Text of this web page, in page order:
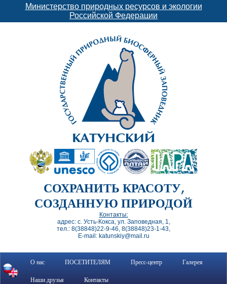
Министерство природных ресурсов и экологии
Российской Федерации
СОХРАНИТЬ КРАСОТУ,
СОЗДАННУЮ ПРИРОДОЙ
Контакты:
адрес: с. Усть-Кокса, ул. Заповедная, 1,
тел.: 8(38848)22-9-46, 8(38848)23-1-43,
E-mail: katunskiy@mail.ru
О нас ПОСЕТИТЕЛЯМ Пресс-центр Галерея
Наши друзья Контакты